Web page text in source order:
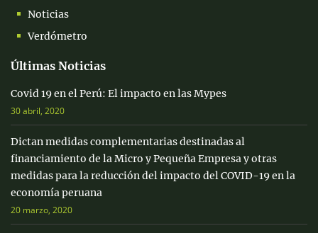
Noticias
Verdómetro
Últimas Noticias
Covid 19 en el Perú: El impacto en las Mypes
30 abril, 2020
Dictan medidas complementarias destinadas al
financiamiento de la Micro y Pequeña Empresa y otras
medidas para la reducción del impacto del COVID-19 en la
economía peruana
20 marzo, 2020